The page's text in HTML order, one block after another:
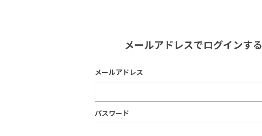
メールアドレスでログインする
メールアドレス
パスワード